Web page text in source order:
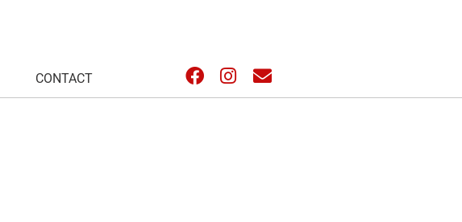
CONTACT